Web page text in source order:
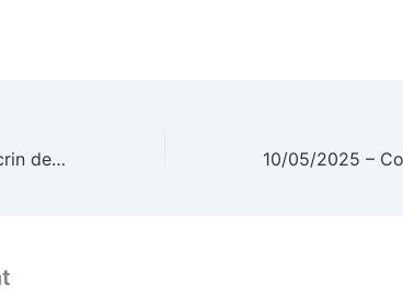
15/04/2025 – Un nouvel écrin de verdure à Bernadets : le parc est prêt !